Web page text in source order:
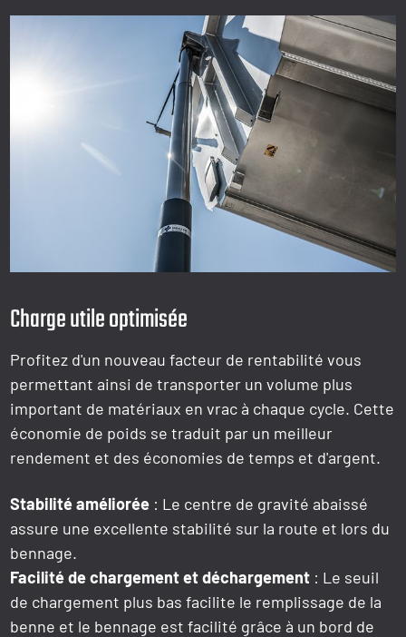
Charge utile optimisée
Profitez d'un nouveau facteur de rentabilité vous
permettant ainsi de transporter un volume plus
important de matériaux en vrac à chaque cycle. Cette
économie de poids se traduit par un meilleur
rendement et des économies de temps et d'argent.
Stabilité améliorée : Le centre de gravité abaissé
assure une excellente stabilité sur la route et lors du
bennage.
Facilité de chargement et déchargement : Le seuil
de chargement plus bas facilite le remplissage de la
benne et le bennage est facilité grâce à un bord de